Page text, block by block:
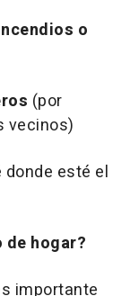
o
(por
vecinos)
donde esté el
de hogar?
importante